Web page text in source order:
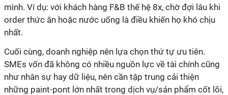
mình. Ví dụ: với khách hàng F&B thế hệ 8x, chờ đợi lâu khi
order thức ăn hoặc nước uống là điều khiến họ khó chịu
nhất.
Cuối cùng, doanh nghiệp nên lựa chọn thứ tự ưu tiên.
SMEs vốn đã không có nhiều nguồn lực về tài chính cũng
như nhân sự hay dữ liệu, nên cần tập trung cải thiện
những paint-pont lớn nhất trong dịch vụ/sản phẩm cốt lõi,